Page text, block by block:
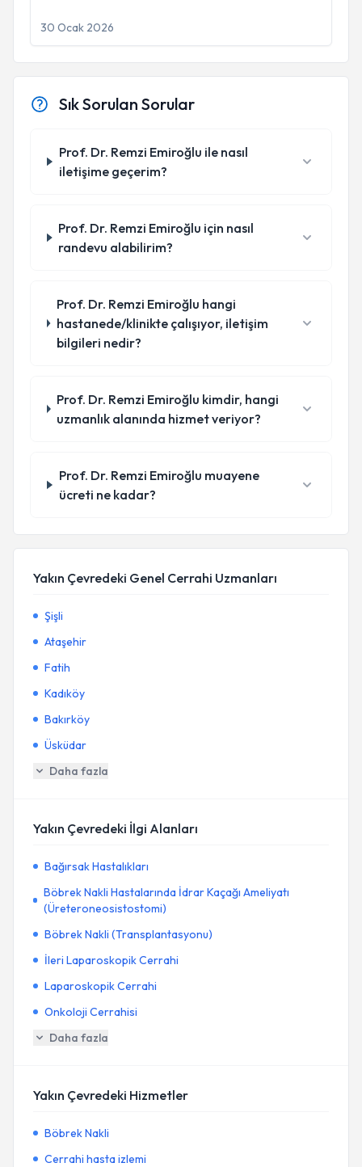
30 Ocak 2026
Sık Sorulan Sorular
Prof. Dr. Remzi Emiroğlu ile nasıl
iletişime geçerim?
Prof. Dr. Remzi Emiroğlu için nasıl
randevu alabilirim?
Prof. Dr. Remzi Emiroğlu hangi
hastanede/klinikte çalışıyor, iletişim
bilgileri nedir?
Prof. Dr. Remzi Emiroğlu kimdir, hangi
uzmanlık alanında hizmet veriyor?
Prof. Dr. Remzi Emiroğlu muayene
ücreti ne kadar?
Yakın Çevredeki Genel Cerrahi Uzmanları
Şişli
Ataşehir
Fatih
Kadıköy
Bakırköy
Üsküdar
Daha fazla
Yakın Çevredeki İlgi Alanları
Bağırsak Hastalıkları
Böbrek Nakli Hastalarında İdrar Kaçağı Ameliyatı
(Üreteroneosistostomi)
Böbrek Nakli (Transplantasyonu)
İleri Laparoskopik Cerrahi
Laparoskopik Cerrahi
Onkoloji Cerrahisi
Daha fazla
Yakın Çevredeki Hizmetler
Böbrek Nakli
Cerrahi hasta izlemi